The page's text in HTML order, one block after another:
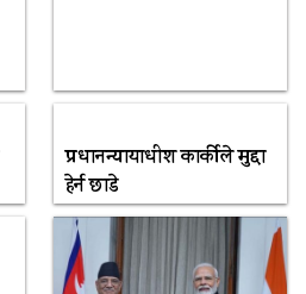
प्रधानन्यायाधीश कार्कीले मुद्दा
हेर्न छाडे